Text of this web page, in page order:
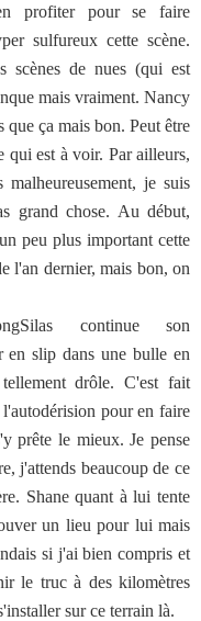
profiter pour se faire
sulfureux cette scène.
scènes de nues (qui est
mais vraiment. Nancy
que ça mais bon. Peut être
qui est à voir. Par ailleurs,
je suis
grand chose. Au début,
peu plus important cette
l'an dernier, mais bon, on
Silas continue son
en slip dans une bulle en
drôle. C'est fait
pour en faire
prête le mieux. Je pense
j'attends beaucoup de ce
Shane quant à lui tente
un lieu pour lui mais
si j'ai bien compris et
le truc à des kilomètres
sur ce terrain là.